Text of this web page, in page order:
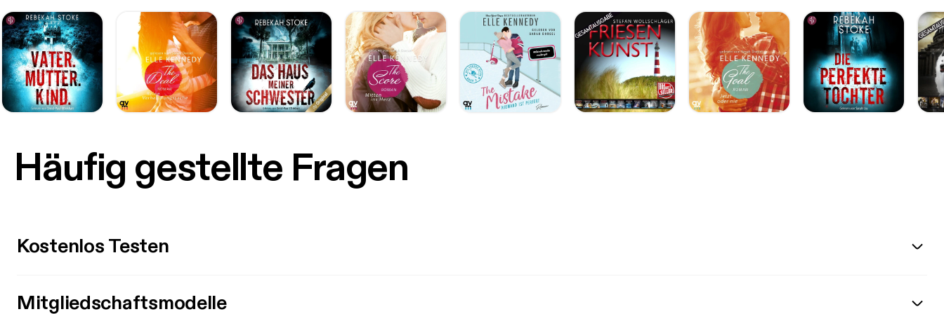
Häufig gestellte Fragen
Kostenlos Testen
Mitgliedschaftsmodelle